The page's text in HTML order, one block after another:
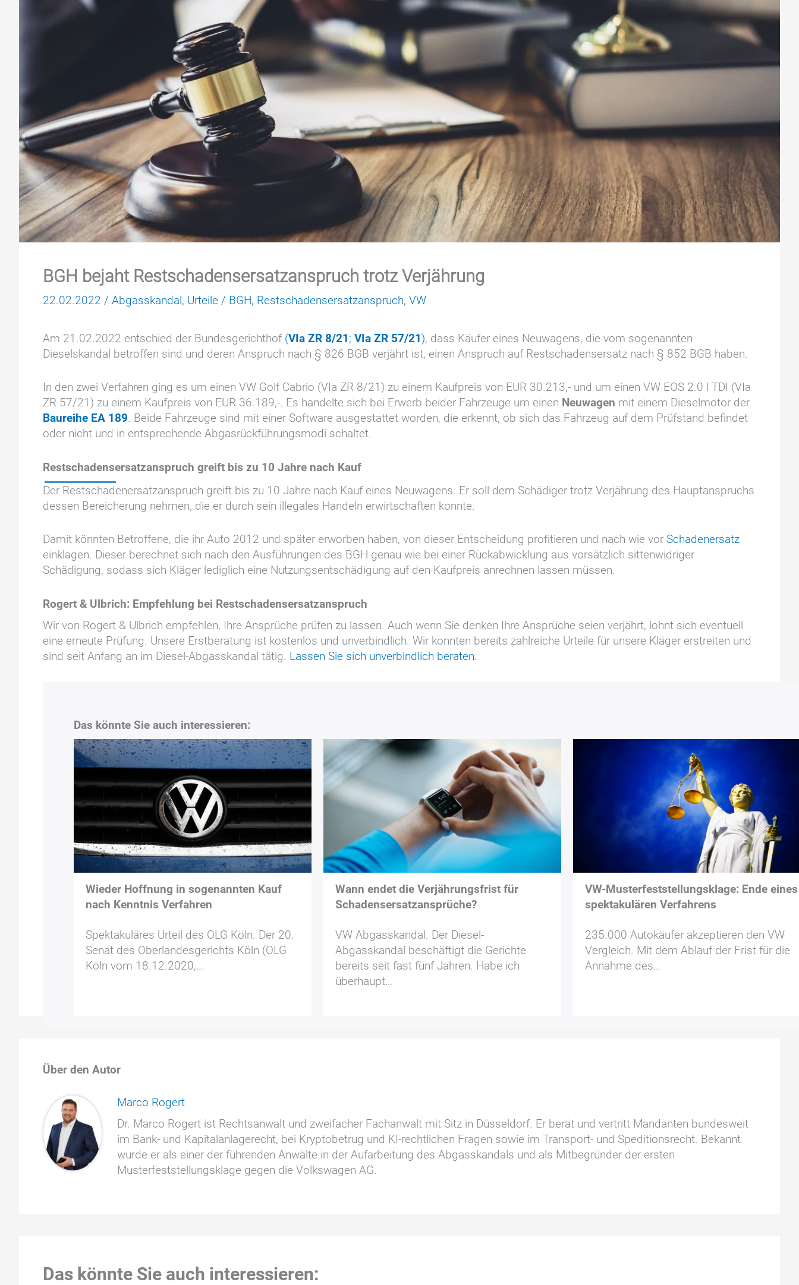
BGH bejaht Restschadensersatzanspruch trotz Verjährung
22.02.2022 / Abgasskandal, Urteile / BGH, Restschadensersatzanspruch, VW
Am 21.02.2022 entschied der Bundesgerichthof (VIa ZR 8/21; VIa ZR 57/21), dass Käufer eines Neuwagens, die vom sogenannten
Dieselskandal betroffen sind und deren Anspruch nach § 826 BGB verjährt ist, einen Anspruch auf Restschadensersatz nach § 852 BGB haben.
In den zwei Verfahren ging es um einen VW Golf Cabrio (VIa ZR 8/21) zu einem Kaufpreis von EUR 30.213,- und um einen VW EOS 2.0 l TDI (VIa
ZR 57/21) zu einem Kaufpreis von EUR 36.189,-. Es handelte sich bei Erwerb beider Fahrzeuge um einen Neuwagen mit einem Dieselmotor der
Baureihe EA 189. Beide Fahrzeuge sind mit einer Software ausgestattet worden, die erkennt, ob sich das Fahrzeug auf dem Prüfstand befindet
oder nicht und in entsprechende Abgasrückführungsmodi schaltet.
Restschadensersatzanspruch greift bis zu 10 Jahre nach Kauf
Der Restschadenersatzanspruch greift bis zu 10 Jahre nach Kauf eines Neuwagens. Er soll dem Schädiger trotz Verjährung des Hauptanspruchs
dessen Bereicherung nehmen, die er durch sein illegales Handeln erwirtschaften konnte.
Damit könnten Betroffene, die ihr Auto 2012 und später erworben haben, von dieser Entscheidung profitieren und nach wie vor Schadenersatz
einklagen. Dieser berechnet sich nach den Ausführungen des BGH genau wie bei einer Rückabwicklung aus vorsätzlich sittenwidriger
Schädigung, sodass sich Kläger lediglich eine Nutzungsentschädigung auf den Kaufpreis anrechnen lassen müssen.
Rogert & Ulbrich: Empfehlung bei Restschadensersatzanspruch
Wir von Rogert & Ulbrich empfehlen, Ihre Ansprüche prüfen zu lassen. Auch wenn Sie denken Ihre Ansprüche seien verjährt, lohnt sich eventuell
eine erneute Prüfung. Unsere Erstberatung ist kostenlos und unverbindlich. Wir konnten bereits zahlreiche Urteile für unsere Kläger erstreiten und
sind seit Anfang an im Diesel-Abgasskandal tätig. Lassen Sie sich unverbindlich beraten.
Das könnte Sie auch interessieren:
Wieder Hoffnung in sogenannten Kauf
nach Kenntnis Verfahren
Spektakuläres Urteil des OLG Köln. Der 20.
Senat des Oberlandesgerichts Köln (OLG
Köln vom 18.12.2020,…
Wann endet die Verjährungsfrist für
Schadensersatzansprüche?
VW Abgasskandal. Der Diesel-
Abgasskandal beschäftigt die Gerichte
bereits seit fast fünf Jahren. Habe ich
überhaupt…
VW-Musterfeststellungsklage: Ende eines
spektakulären Verfahrens
235.000 Autokäufer akzeptieren den VW
Vergleich. Mit dem Ablauf der Frist für die
Annahme des…
Über den Autor
Marco Rogert
Dr. Marco Rogert ist Rechtsanwalt und zweifacher Fachanwalt mit Sitz in Düsseldorf. Er berät und vertritt Mandanten bundesweit
im Bank- und Kapitalanlagerecht, bei Kryptobetrug und KI-rechtlichen Fragen sowie im Transport- und Speditionsrecht. Bekannt
wurde er als einer der führenden Anwälte in der Aufarbeitung des Abgasskandals und als Mitbegründer der ersten
Musterfeststellungsklage gegen die Volkswagen AG.
Das könnte Sie auch interessieren: